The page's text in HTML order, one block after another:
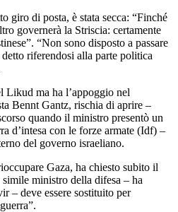
giro di posta, è stata secca: “Finché
governerà la Striscia: certamente
“Non sono disposto a passare
riferendosi alla parte politica
Likud ma ha l’appoggio nel
Bennt Gantz, rischia di aprire –
quando il ministro presentò un
d’intesa con le forze armate (Idf) –
del governo israeliano.
Gaza, ha chiesto subito il
ministro della difesa – ha
– deve essere sostituito per